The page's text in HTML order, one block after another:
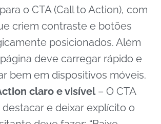
o CTA (Call to Action), com
criem contraste e botões
posicionados. Além
deve carregar rápido e
bem em dispositivos móveis.
claro e visível– O CTA
e deixar explícito o